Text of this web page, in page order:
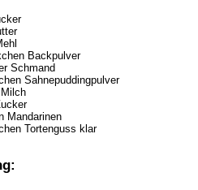
Backpulver
Schmand
Sahnepuddingpulver
Mandarinen
Tortenguss klar